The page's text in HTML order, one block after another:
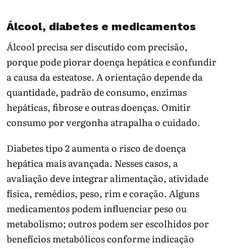
Álcool, diabetes e medicamentos
Álcool precisa ser discutido com precisão,
porque pode piorar doença hepática e confundir
a causa da esteatose. A orientação depende da
quantidade, padrão de consumo, enzimas
hepáticas, fibrose e outras doenças. Omitir
consumo por vergonha atrapalha o cuidado.
Diabetes tipo 2 aumenta o risco de doença
hepática mais avançada. Nesses casos, a
avaliação deve integrar alimentação, atividade
física, remédios, peso, rim e coração. Alguns
medicamentos podem influenciar peso ou
metabolismo; outros podem ser escolhidos por
benefícios metabólicos conforme indicação